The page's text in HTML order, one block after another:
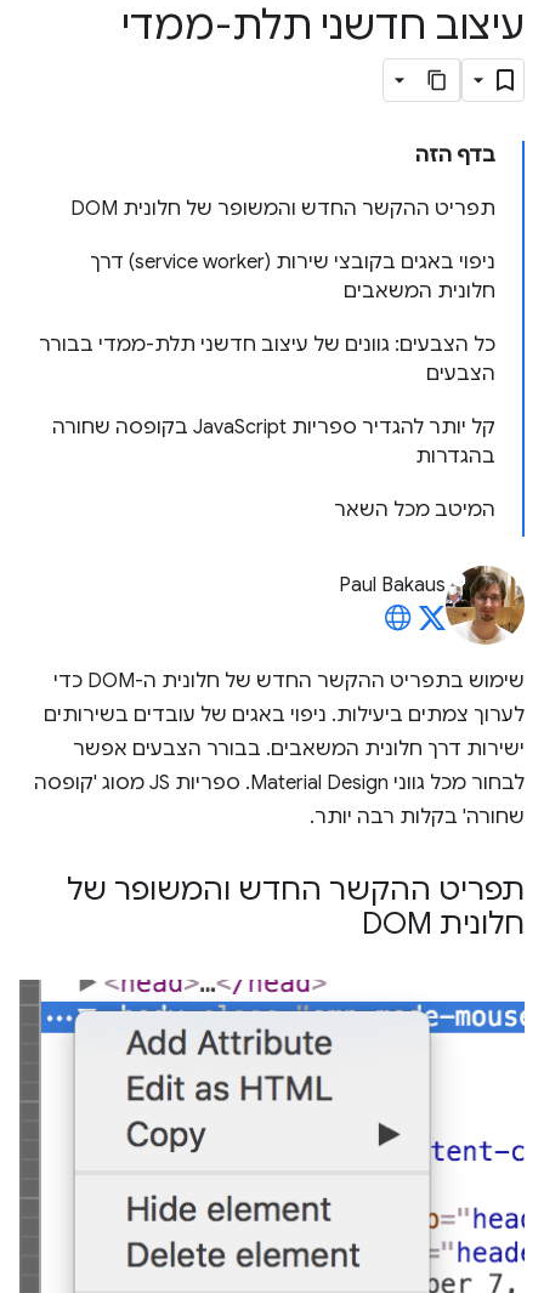
עיצוב חדשני תלת-ממדי
בדף הזה
תפריט ההקשר החדש והמשופר של חלונית DOM
ניפוי באגים בקובצי שירות (service worker) דרך
חלונית המשאבים
כל הצבעים: גוונים של עיצוב חדשני תלת-ממדי בבורר
הצבעים
קל יותר להגדיר ספריות JavaScript בקופסה שחורה
בהגדרות
המיטב מכל השאר
Paul Bakaus
שימוש בתפריט ההקשר החדש של חלונית ה-DOM כדי
לערוך צמתים ביעילות. ניפוי באגים של עובדים בשירותים
ישירות דרך חלונית המשאבים. בבורר הצבעים אפשר
לבחור מכל גווני Material Design. ספריות JS מסוג 'קופסה
שחורה' בקלות רבה יותר.
תפריט ההקשר החדש והמשופר של
חלונית DOM